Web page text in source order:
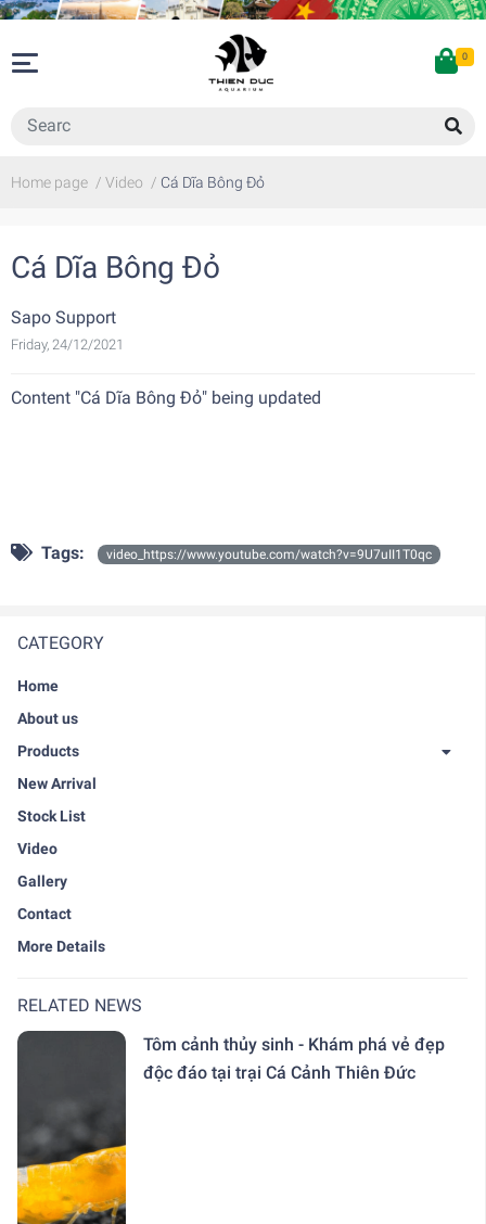
0
Home page / Video / Cá Dĩa Bông Đỏ
CATEGORY
Home
About us
Products
New Arrival
Stock List
Video
Gallery
Contact
More Details
RELATED NEWS
Tôm cảnh thủy sinh - Khám phá vẻ đẹp
độc đáo tại trại Cá Cảnh Thiên Đức
Cá Dĩa Bông Đỏ
Sapo Support
Friday, 24/12/2021
Content "Cá Dĩa Bông Đỏ" being updated
Tags: video_https://www.youtube.com/watch?v=9U7uII1T0qc